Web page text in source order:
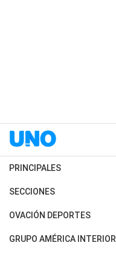
PRINCIPALES
Últimas Noticias
Política
SECCIONES
Horóscopo
Motores
OVACIÓN DEPORTES
Fútbol
GRUPO AMÉRICA INTERIOR